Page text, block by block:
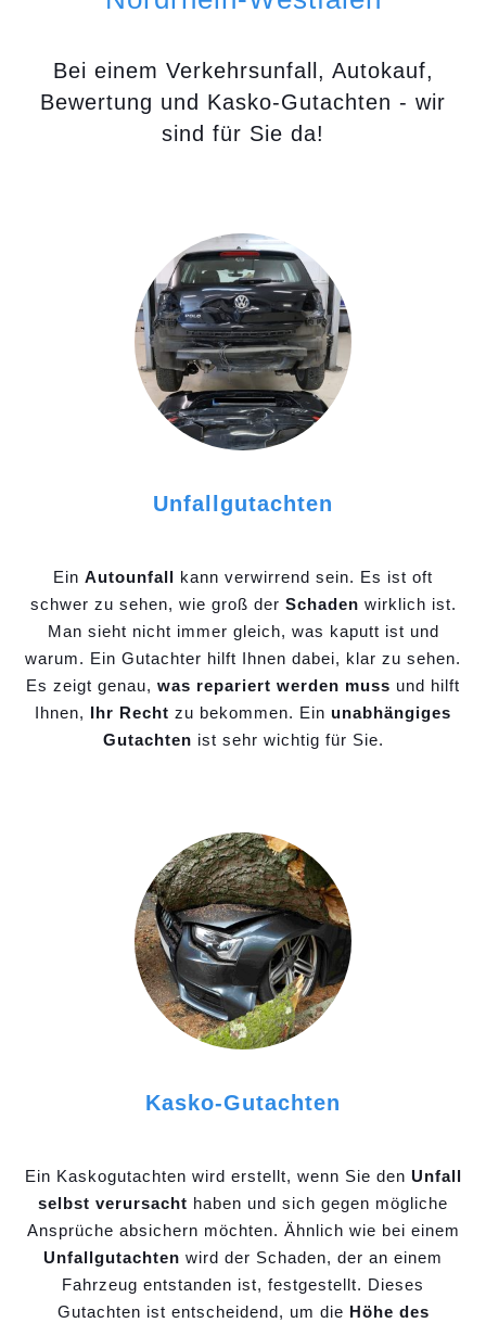
Bei einem Verkehrsunfall, Autokauf,
Bewertung und Kasko-Gutachten - wir
sind für Sie da!
Unfallgutachten
Ein Autounfall kann verwirrend sein. Es ist oft
schwer zu sehen, wie groß der Schaden wirklich ist.
Man sieht nicht immer gleich, was kaputt ist und
warum. Ein Gutachter hilft Ihnen dabei, klar zu sehen.
Es zeigt genau, was repariert werden muss und hilft
Ihnen, Ihr Recht zu bekommen. Ein unabhängiges
Gutachten ist sehr wichtig für Sie.
Kasko-Gutachten
Ein Kaskogutachten wird erstellt, wenn Sie den Unfall
selbst verursacht haben und sich gegen mögliche
Ansprüche absichern möchten. Ähnlich wie bei einem
Unfallgutachten wird der Schaden, der an einem
Fahrzeug entstanden ist, festgestellt. Dieses
Gutachten ist entscheidend, um die Höhe des